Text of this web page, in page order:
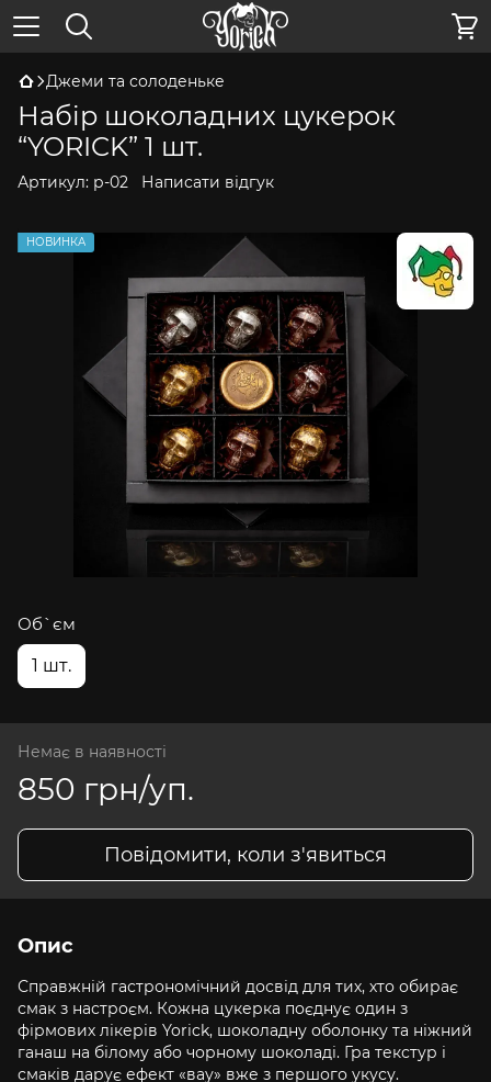
Джеми та солоденьке
Набір шоколадних цукерок
“YORICK” 1 шт.
Артикул: р-02 Написати відгук
НОВИНКА
Об`єм
1 шт.
Немає в наявності
850 грн/уп.
Повідомити, коли з'явиться
Опис
Справжній гастрономічний досвід для тих, хто обирає
смак з настроєм. Кожна цукерка поєднує один з
фірмових лікерів Yorick, шоколадну оболонку та ніжний
ганаш на білому або чорному шоколаді. Гра текстур і
смаків дарує ефект «вау» вже з першого укусу.